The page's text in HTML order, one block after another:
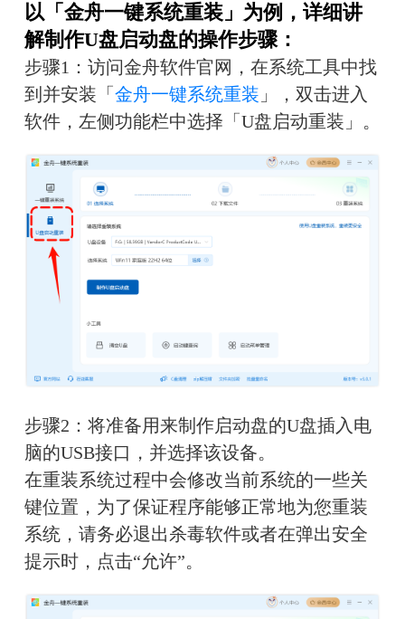
以「金舟一键系统重装」为例，详细讲
解制作U盘启动盘的操作步骤：
步骤1：访问金舟软件官网，在系统工具中找
到并安装「 金舟一键系统重装 」，双击进入
软件，左侧功能栏中选择「U盘启动重装」。
步骤2：将准备用来制作启动盘的U盘插入电
脑的USB接口，并选择该设备。
在重装系统过程中会修改当前系统的一些关
键位置，为了保证程序能够正常地为您重装
系统，请务必退出杀毒软件或者在弹出安全
提示时，点击“允许”。